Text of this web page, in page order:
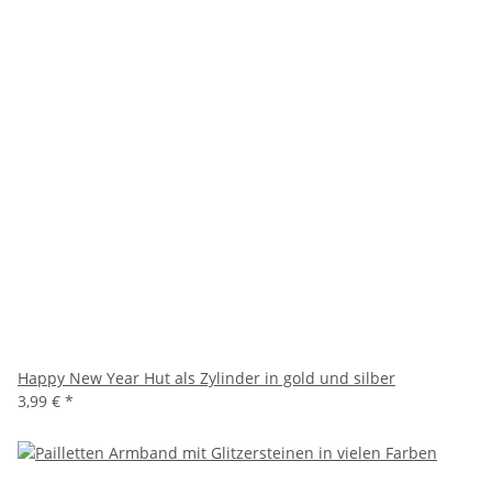
Happy New Year Hut als Zylinder in gold und silber
3,99 € *